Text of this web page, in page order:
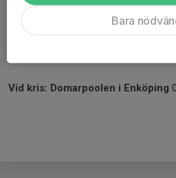
Lydia Söderlund 073-083 83 39
Daga Tegnér 072-337 98 32
Vid kris: Domarpoolen i Enköping
Bara